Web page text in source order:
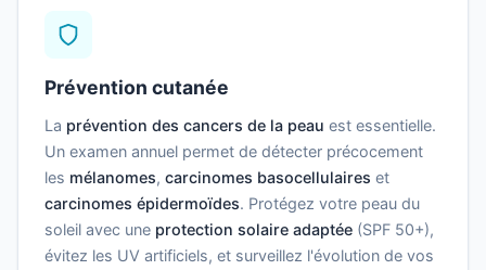
Prévention cutanée
La prévention des cancers de la peau est essentielle.
Un examen annuel permet de détecter précocement
les mélanomes, carcinomes basocellulaires et
carcinomes épidermoïdes. Protégez votre peau du
soleil avec une protection solaire adaptée (SPF 50+),
évitez les UV artificiels, et surveillez l'évolution de vos